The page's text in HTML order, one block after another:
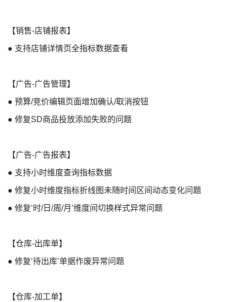
【销售-店铺报表】
● 支持店铺详情页全指标数据查看
【广告-广告管理】
● 预算/竞价编辑页面增加确认/取消按钮
● 修复SD商品投放添加失败的问题
【广告-广告报表】
● 支持小时维度查询指标数据
● 修复小时维度指标折线图未随时间区间动态变化问题
● 修复‘时/日/周/月’维度间切换样式异常问题
【仓库-出库单】
● 修复‘待出库’单据作废异常问题
【仓库-加工单】